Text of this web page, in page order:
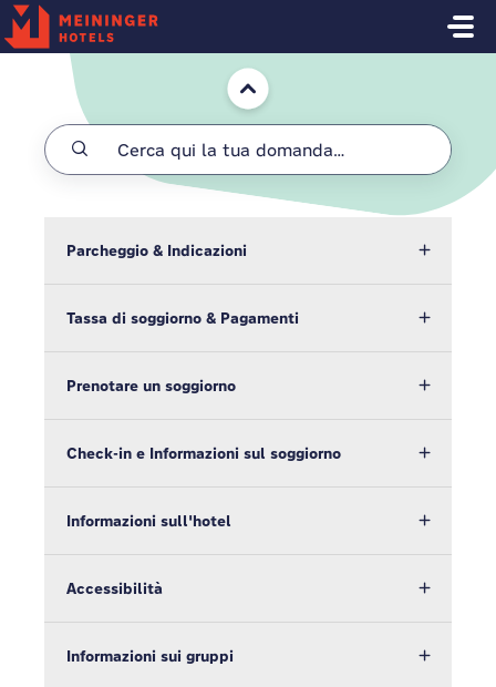
Salta al contenuto principale
Home
Parcheggio & Indicazioni
Tassa di soggiorno & Pagamenti
Prenotare un soggiorno
Check-in e Informazioni sul soggiorno
Informazioni sull'hotel
Accessibilità
Informazioni sui gruppi